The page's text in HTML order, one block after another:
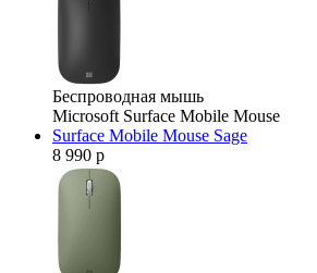
Беспроводная мышь
Microsoft Surface Mobile Mouse
Surface Mobile Mouse Sage
8 990 р